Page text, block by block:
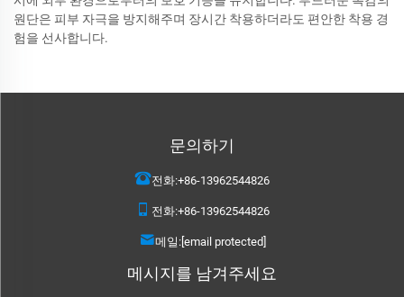
원단은 피부 자극을 방지해주며 장시간 착용하더라도 편안한 착용 경
험을 선사합니다.
문의하기
전화:+86-13962544826
전화:+86-13962544826
메일:[email protected]
메시지를 남겨주세요